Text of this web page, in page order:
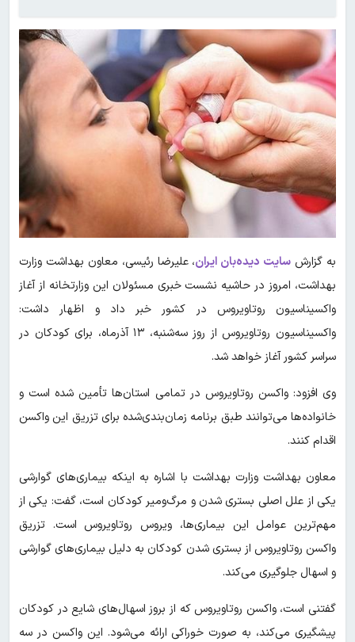
به گزارش سایت دیده‌بان ایران، علیرضا رئیسی، معاون بهداشت وزارت
بهداشت، امروز در حاشیه نشست خبری مسئولان این وزارتخانه از آغاز
واکسیناسیون روتاویروس در کشور خبر داد و اظهار داشت:
واکسیناسیون روتاویروس از روز سه‌شنبه، ۱۳ آذرماه، برای کودکان در
سراسر کشور آغاز خواهد شد.
وی افزود: واکسن روتاویروس در تمامی استان‌ها تأمین شده است و
خانواده‌ها می‌توانند طبق برنامه زمان‌بندی‌شده برای تزریق این واکسن
اقدام کنند.
معاون بهداشت وزارت بهداشت با اشاره به اینکه بیماری‌های گوارشی
یکی از علل اصلی بستری شدن و مرگ‌ومیر کودکان است، گفت: یکی از
مهم‌ترین عوامل این بیماری‌ها، ویروس روتاویروس است. تزریق
واکسن روتاویروس از بستری شدن کودکان به دلیل بیماری‌های گوارشی
و اسهال جلوگیری می‌کند.
گفتنی است، واکسن روتاویروس که از بروز اسهال‌های شایع در کودکان
پیشگیری می‌کند، به صورت خوراکی ارائه می‌شود. این واکسن در سه